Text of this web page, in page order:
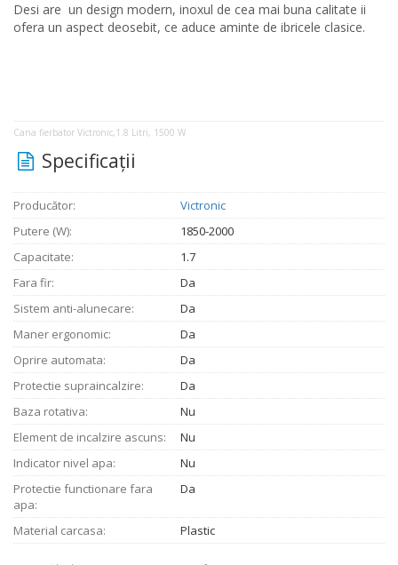
Desi are un design modern, inoxul de cea mai buna calitate ii
ofera un aspect deosebit, ce aduce aminte de ibricele clasice.
Cana fierbator Victronic,1.8 Litri, 1500 W
Specificaţii
Producător:
Victronic
Putere (W):
1850-2000
Capacitate:
1.7
Fara fir:
Da
Sistem anti-alunecare:
Da
Maner ergonomic:
Da
Oprire automata:
Da
Protectie supraincalzire:
Da
Baza rotativa:
Nu
Element de incalzire ascuns:
Nu
Indicator nivel apa:
Nu
Protectie functionare fara
apa:
Da
Material carcasa: Plastic